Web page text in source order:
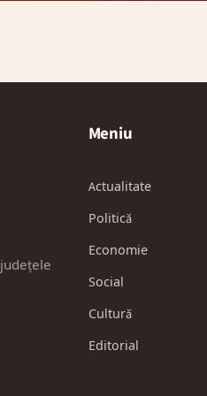
Meniu
Actualitate
Politică
Economie
Social
Cultură
Editorial